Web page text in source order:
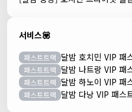
서비스💟
패스트트랙
패스트트랙
패스트트랙
패스트트랙